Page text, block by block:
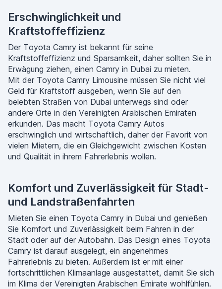
Erschwinglichkeit und
Kraftstoffeffizienz
Der Toyota Camry ist bekannt für seine
Kraftstoffeffizienz und Sparsamkeit, daher sollten Sie in
Erwägung ziehen, einen Camry in Dubai zu mieten.
Mit der Toyota Camry Limousine müssen Sie nicht viel
Geld für Kraftstoff ausgeben, wenn Sie auf den
belebten Straßen von Dubai unterwegs sind oder
andere Orte in den Vereinigten Arabischen Emiraten
erkunden. Das macht Toyota Camry Autos
erschwinglich und wirtschaftlich, daher der Favorit von
vielen Mietern, die ein Gleichgewicht zwischen Kosten
und Qualität in ihrem Fahrerlebnis wollen.
Komfort und Zuverlässigkeit für Stadt-
und Landstraßenfahrten
Mieten Sie einen Toyota Camry in Dubai und genießen
Sie Komfort und Zuverlässigkeit beim Fahren in der
Stadt oder auf der Autobahn. Das Design eines Toyota
Camry ist darauf ausgelegt, ein angenehmes
Fahrerlebnis zu bieten. Außerdem ist er mit einer
fortschrittlichen Klimaanlage ausgestattet, damit Sie sich
im Klima der Vereinigten Arabischen Emirate wohlfühlen.